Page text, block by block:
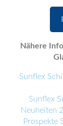
Nähere
Sunflex
Sunflex
Neuheiten
Prospekte